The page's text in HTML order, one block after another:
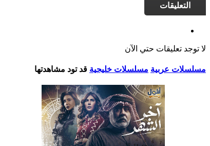
التعليقات
لا توجد تعليقات حتي الآن
مسلسلات عربية مسلسلات خليجية قد تود مشاهدتها